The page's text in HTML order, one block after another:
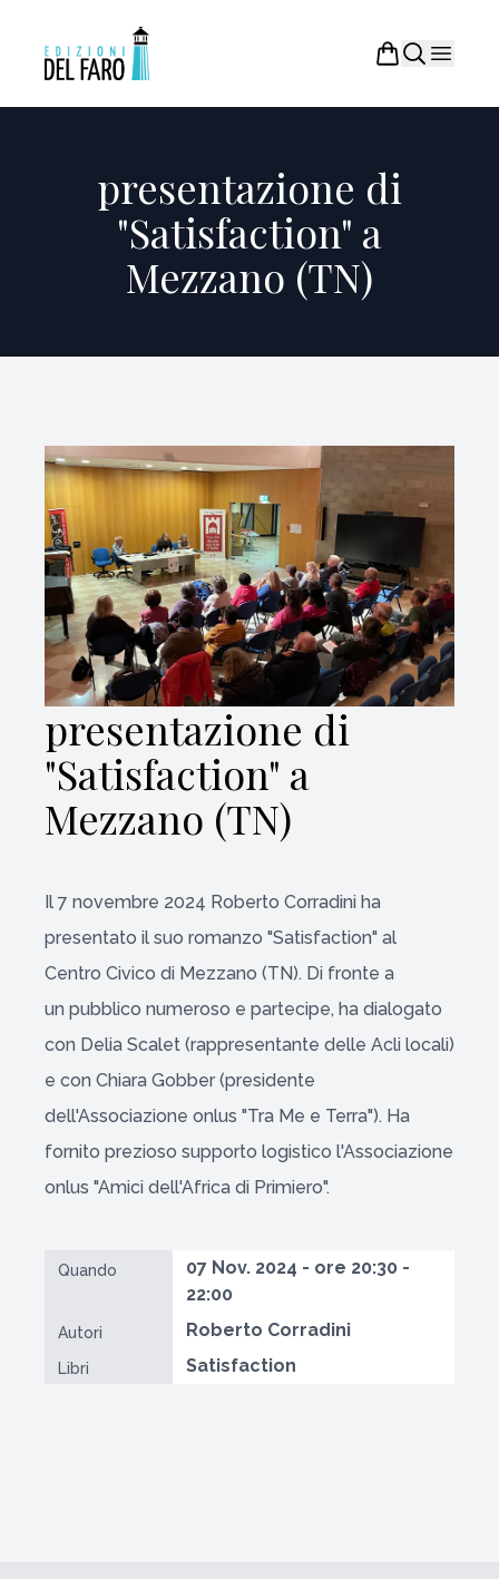
presentazione di
"Satisfaction" a
Mezzano (TN)
presentazione di
"Satisfaction" a
Mezzano (TN)
Il 7 novembre 2024 Roberto Corradini ha
presentato il suo romanzo "Satisfaction" al
Centro Civico di Mezzano (TN). Di fronte a
un pubblico numeroso e partecipe, ha dialogato
con Delia Scalet (rappresentante delle Acli locali)
e con Chiara Gobber (presidente
dell'Associazione onlus "Tra Me e Terra"). Ha
fornito prezioso supporto logistico l'Associazione
onlus "Amici dell'Africa di Primiero".
Quando
07 Nov. 2024 - ore 20:30 -
22:00
Autori Roberto Corradini
Libri Satisfaction